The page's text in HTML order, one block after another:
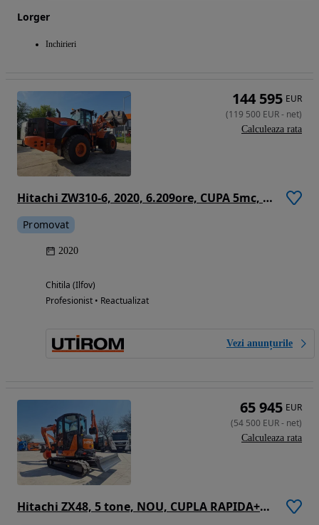
Lorger
Inchirieri
Hitachi ZW310-6, 2020, 6.209ore, CUPA 5mc, CUPLA RAPIDA, virare cu JOYSTICK, Masa operationala 28tone, anv MICHELIN 70%-ok, Gresare automata, camera spate, CANTAR, aer conditionat, STARE FOARTE BUNA, computer romana, posibil leasing 4 ani-PROMOTIE 119.500Eur
Promovat
2020
Chitila (Ilfov)
Profesionist • Reactualizat
Vezi anunțurile
144 595 EUR
(119 500 EUR- net)
Calculeaza rata
Hitachi ZX48, 5 tone, NOU, CUPLA RAPIDA+3 CUPE noi, Aer conditionat, Instalatia picon pe bratele de excavare, Computer de bord, produs in JAPONIA, posibilitate leasing 5 ani-PROMOTIE 54.500 EUR+Tva
65 945 EUR
(54 500 EUR- net)
Calculeaza rata